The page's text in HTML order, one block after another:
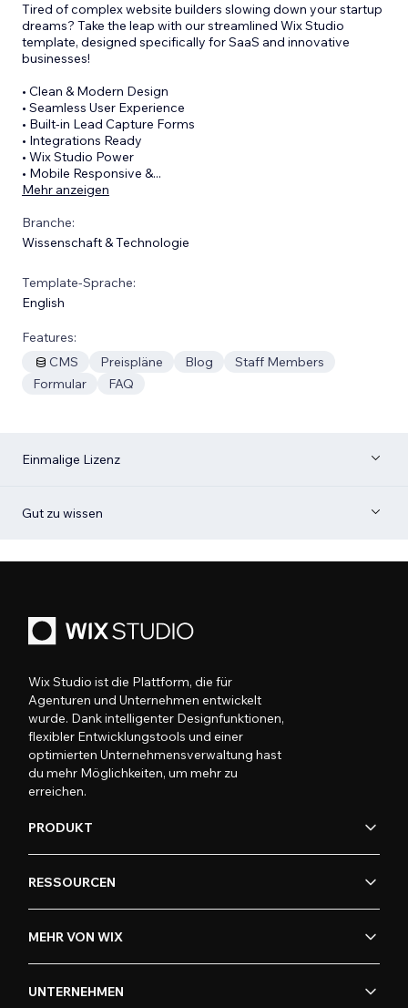
Tired of complex website builders slowing down your startup
dreams? Take the leap with our streamlined Wix Studio
template, designed specifically for SaaS and innovative
businesses!
• Clean & Modern Design
• Seamless User Experience
• Built-in Lead Capture Forms
• Integrations Ready
• Wix Studio Power
• Mobile Responsive &...
Mehr anzeigen
Branche:
Wissenschaft & Technologie
Template-Sprache:
English
Features:
CMS
Preispläne Blog
Staff Members
Formular
FAQ
Einmalige Lizenz
Gut zu wissen
Wix Studio ist die Plattform, die für
Agenturen und Unternehmen entwickelt
wurde. Dank intelligenter Designfunktionen,
flexibler Entwicklungstools und einer
optimierten Unternehmensverwaltung hast
du mehr Möglichkeiten, um mehr zu
erreichen.
PRODUKT
RESSOURCEN
MEHR VON WIX
UNTERNEHMEN